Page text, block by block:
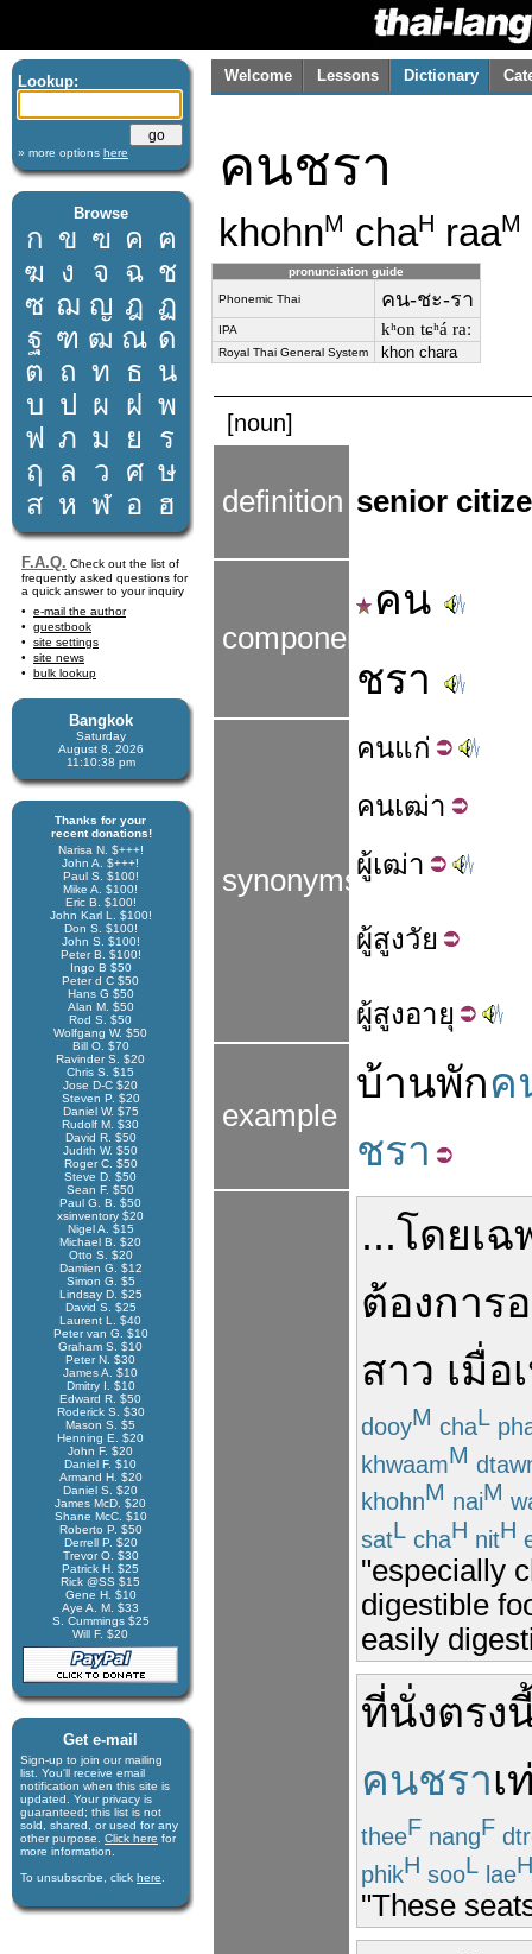
Lookup:
» more options here
Browse
ก ข ฃ ค ฅ
ฆ ง จ ฉ ช
ซ ฌ ญ ฎ ฏ
ฐ ฑ ฒ ณ ด
ต ถ ท ธ น
บ ป ผ ฝ พ
ฟ ภ ม ย
ร
ฤ
ล ว ศ ษ
ส ห ฬ อ ฮ
F.A.Q. Check out the list of
frequently asked questions for
a quick answer to your inquiry
e-mail the author
guestbook
site settings
site news
bulk lookup
Bangkok
Saturday
August 8, 2026
11:10:38 pm
Thanks for your
recent donations!
Narisa N. $+++!
John A. $+++!
Paul S. $100!
Mike A. $100!
Eric B. $100!
John Karl L. $100!
Don S. $100!
John S. $100!
Peter B. $100!
Ingo B $50
Peter d C $50
Hans G $50
Alan M. $50
Rod S. $50
Wolfgang W. $50
Bill O. $70
Ravinder S. $20
Chris S. $15
Jose D-C $20
Steven P. $20
Daniel W. $75
Rudolf M. $30
David R. $50
Judith W. $50
Roger C. $50
Steve D. $50
Sean F. $50
Paul G. B. $50
xsinventory $20
Nigel A. $15
Michael B. $20
Otto S. $20
Damien G. $12
Simon G. $5
Lindsay D. $25
David S. $25
Laurent L. $40
Peter van G. $10
Graham S. $10
Peter N. $30
James A. $10
Dmitry I. $10
Edward R. $50
Roderick S. $30
Mason S. $5
Henning E. $20
John F. $20
Daniel F. $10
Armand H. $20
Daniel S. $20
James McD. $20
Shane McC. $10
Roberto P. $50
Derrell P. $20
Trevor O. $30
Patrick H. $25
Rick @SS $15
Gene H. $10
Aye A. M. $33
S. Cummings $25
Will F. $20
Get e-mail
Sign-up to join our mail­ing
list. You'll receive e­mail
notification when this site is
updated. Your privacy is
guaran­teed; this list is not
sold, shared, or used for any
other purpose. Click here for
more infor­mation.
To unsubscribe, click here
Welcome Lessons Dictionary
คนชรา
khohnM chaH raaM
pronunciation guide
Phonemic Thai คน-ชะ-รา
IPA kʰon tɕʰá raː
Royal Thai General System khon chara
[noun]
definition senior
components
คน
ชรา
synonyms
คนแก่
คนเฒ่า
ผู้เฒ่า
ผู้สูงวัย
ผู้สูงอายุ
example
บ้านพักค
ชรา
...โดยเฉ
ต้องการ
สาว เมื่อ
dooyM chaL
khwaamM
khohnM naiM
satL chaH nitH
"especially
digestible
easily
ที่นั่งตรง
คนชราเ
theeF nangF
phikH sooL laeH
"These